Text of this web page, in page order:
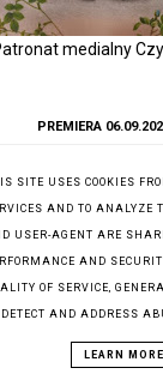
medialny
PREMIERA
SITE USES COOKIES
AND TO ANALYZE
USER-AGENT ARE
AND
OF SERVICE,
DETECT AND ADDRESS
LEARN MORE